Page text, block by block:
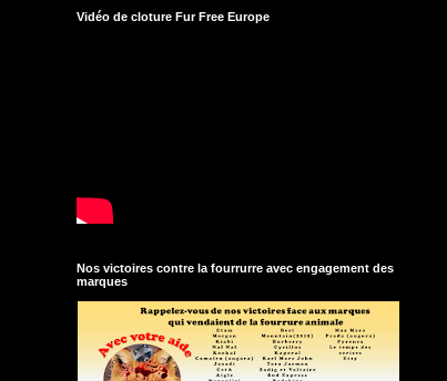
Vidéo de cloture Fur Free Europe
Nos victoires contre la fourrurre avec engagement des
marques